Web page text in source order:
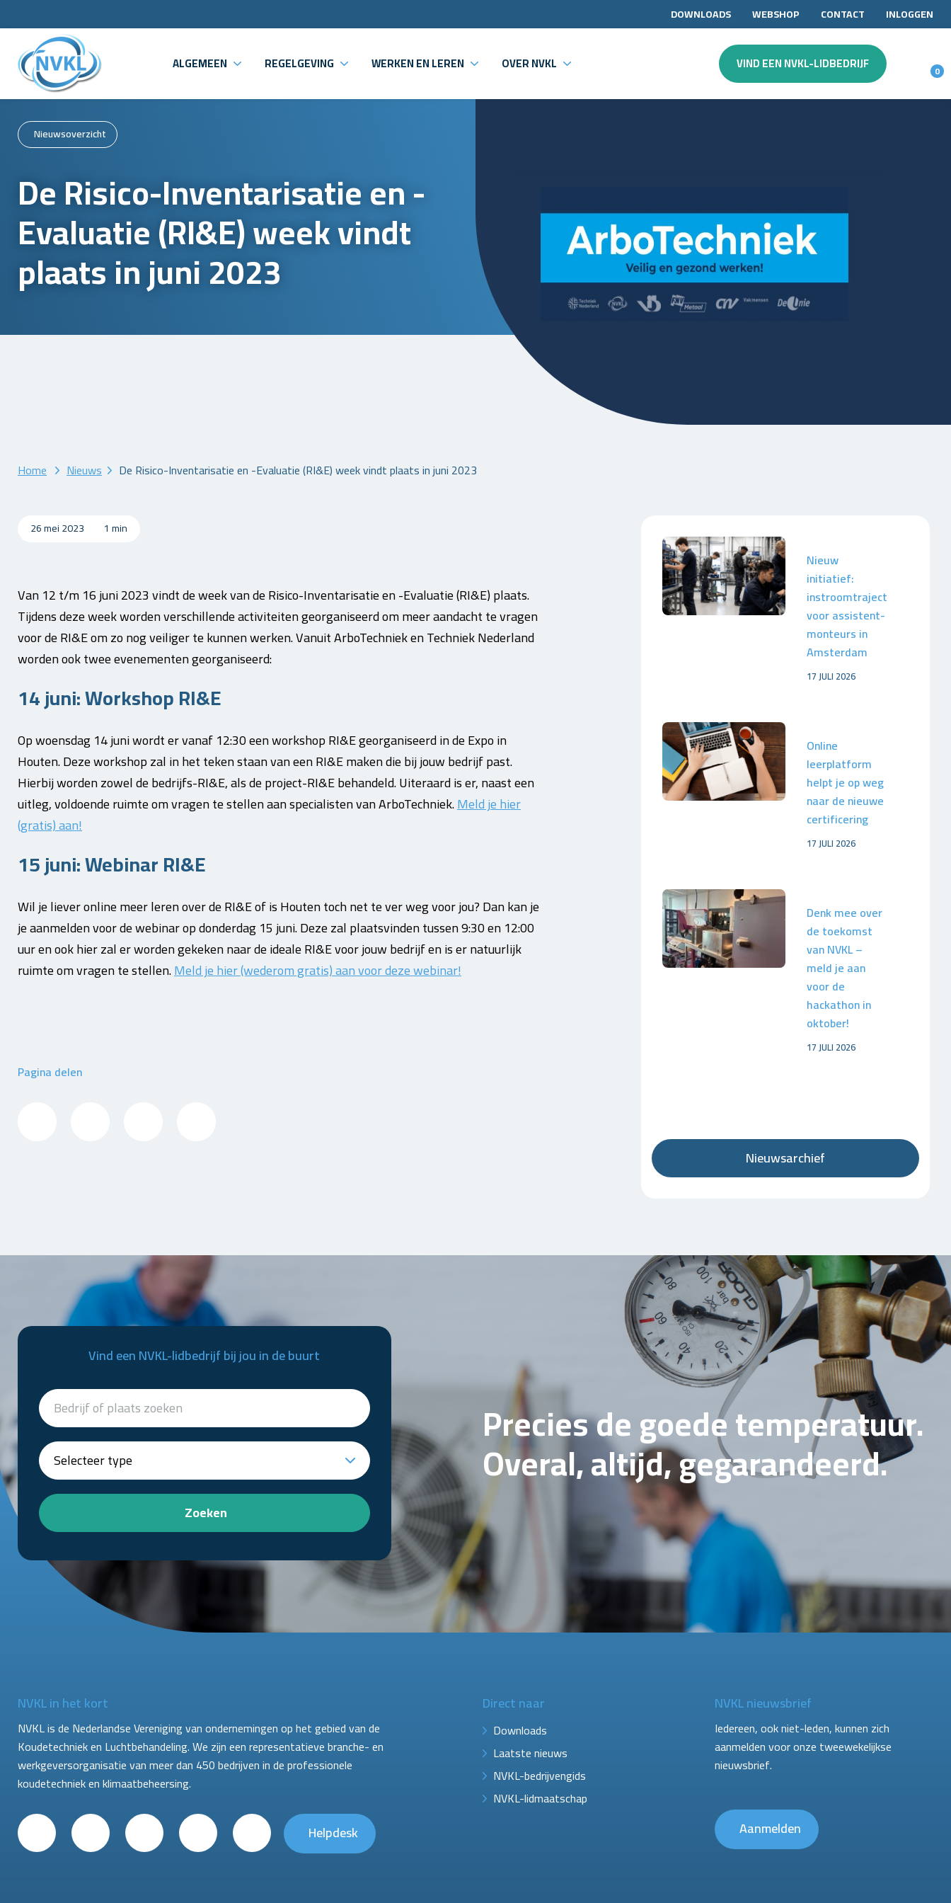
DOWNLOADS WEBSHOP CONTACT INLOGGEN
ALGEMEEN REGELGEVING WERKEN EN LEREN OVER NVKL VIND EEN NVKL-LIDBEDRIJF 0
Nieuwsoverzicht
De Risico-Inventarisatie en -
Evaluatie (RI&E) week vindt
plaats in juni 2023
Home Nieuws De Risico-Inventarisatie en -Evaluatie (RI&E) week vindt plaats in juni 2023
26 mei 2023 1 min
Van 12 t/m 16 juni 2023 vindt de week van de Risico-Inventarisatie en -Evaluatie (RI&E) plaats.
Tijdens deze week worden verschillende activiteiten georganiseerd om meer aandacht te vragen
voor de RI&E om zo nog veiliger te kunnen werken. Vanuit ArboTechniek en Techniek Nederland
worden ook twee evenementen georganiseerd:
14 juni: Workshop RI&E
Op woensdag 14 juni wordt er vanaf 12:30 een workshop RI&E georganiseerd in de Expo in
Houten. Deze workshop zal in het teken staan van een RI&E maken die bij jouw bedrijf past.
Hierbij worden zowel de bedrijfs-RI&E, als de project-RI&E behandeld. Uiteraard is er, naast een
uitleg, voldoende ruimte om vragen te stellen aan specialisten van ArboTechniek.Meld je hier
(gratis) aan!
15 juni: Webinar RI&E
Wil je liever online meer leren over de RI&E of is Houten toch net te ver weg voor jou? Dan kan je
je aanmelden voor de webinar op donderdag 15 juni. Deze zal plaatsvinden tussen 9:30 en 12:00
uur en ook hier zal er worden gekeken naar de ideale RI&E voor jouw bedrijf en is er natuurlijk
ruimte om vragen te stellen.Meld je hier (wederom gratis) aan voor deze webinar!
Pagina delen
Nieuw
initiatief:
instroomtraject
voor assistent-
monteurs in
Amsterdam
17 JULI 2026
Online
leerplatform
helpt je op weg
naar de nieuwe
certificering
17 JULI 2026
Denk mee over
de toekomst
van NVKL –
meld je aan
voor de
hackathon in
oktober!
17 JULI 2026
Nieuwsarchief
Vind een NVKL-lidbedrijf bij jou in de buurt
Zoeken
Precies de goede temperatuur.
Overal, altijd, gegarandeerd.
NVKL in het kort
NVKL is de Nederlandse Vereniging van ondernemingen op het gebied van de
Koudetechniek en Luchtbehandeling. We zijn een representatieve branche- en
werkgeversorganisatie van meer dan 450 bedrijven in de professionele
koudetechniek en klimaatbeheersing.
Helpdesk
Direct naar
Downloads
Laatste nieuws
NVKL-bedrijvengids
NVKL-lidmaatschap
NVKL nieuwsbrief
Iedereen, ook niet-leden, kunnen zich
aanmelden voor onze tweewekelijkse
nieuwsbrief.
Aanmelden